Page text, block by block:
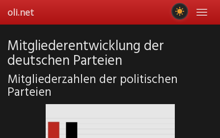
main
oli.net
Mitgliederentwicklung der
deutschen Parteien
Mitgliederzahlen der politischen
Parteien